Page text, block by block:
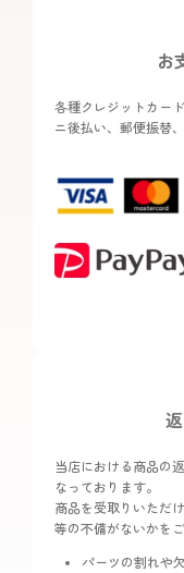
お
各種クレジットカー
ニ後払い、郵便振替
当店における商品の
なっております。
商品を受取りいただ
等の不備がないかを
パーツの割れや